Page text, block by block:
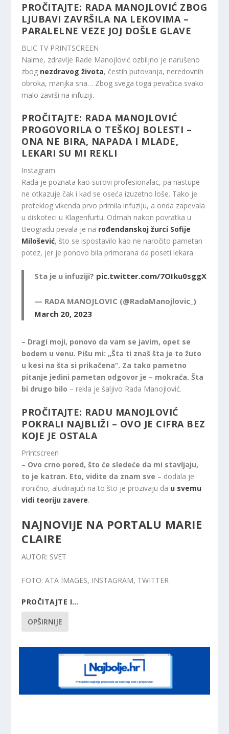
PROČITAJTE: RADA MANOJLOVIĆ ZBOG
LJUBAVI ZAVRŠILA NA LEKOVIMA –
PARALELNE VEZE JOJ DOŠLE GLAVE
BLIC TV PRINTSCREEN
Naime, zdravlje Rade Manojlović ozbiljno je narušeno
zbog nezdravog života, čestih putovanja, neredovnih
obroka, manjka sna… Zbog svega toga pevačica svako
malo završi na infuziji.
PROČITAJTE: RADA MANOJLOVIĆ
PROGOVORILA O TEŠKOJ BOLESTI –
ONA NE BIRA, NAPADA I MLADE,
LEKARI SU MI REKLI
Instagram
Rada je poznata kao surovi profesionalac, pa nastupe
ne otkazuje čak i kad se oseća izuzetno loše. Tako je
proteklog vikenda prvo primila infuziju, a onda zapevala
u diskoteci u Klagenfurtu. Odmah nakon povratka u
Beogradu pevala je na rođendanskoj žurci Sofije
Milošević, što se ispostavilo kao ne naročito pametan
potez, jer je ponovo bila primorana da poseti lekara.
Sta je u infuziji? pic.twitter.com/7OIku0sggX
— RADA MANOJLOVIC (@RadaManojlovic_)
March 20, 2023
– Dragi moji, ponovo da vam se javim, opet se
bodem u venu. Pišu mi: „Šta ti znaš šta je to žuto
u kesi na šta si prikačena“. Za tako pametno
pitanje jedini pametan odgovor je – mokraća. Šta
bi drugo bilo – rekla je šaljivo Rada Manojlović.
PROČITAJTE: RADU MANOJLOVIĆ
POKRALI NAJBLIŽI – OVO JE CIFRA BEZ
KOJE JE OSTALA
Printscreen
– Ovo crno pored, što će sledeće da mi stavljaju,
to je katran. Eto, vidite da znam sve – dodala je
ironično, aludirajući na to što je prozivaju da u svemu
vidi teoriju zavere.
NAJNOVIJE NA PORTALU MARIE
CLAIRE
AUTOR: SVET
FOTO: ATA IMAGES, INSTAGRAM, TWITTER
PROČITAJTE I…
OPŠIRNIJE